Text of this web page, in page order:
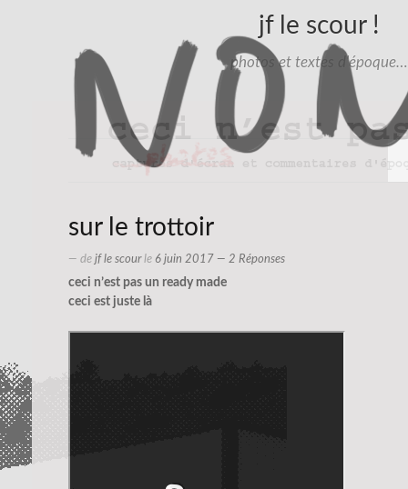
jf le scour !
photos et textes d'époque…
sur le trottoir
— de jf le scourle 6 juin 2017 — 2 Réponses
ceci n’est pas un ready made
ceci est juste là